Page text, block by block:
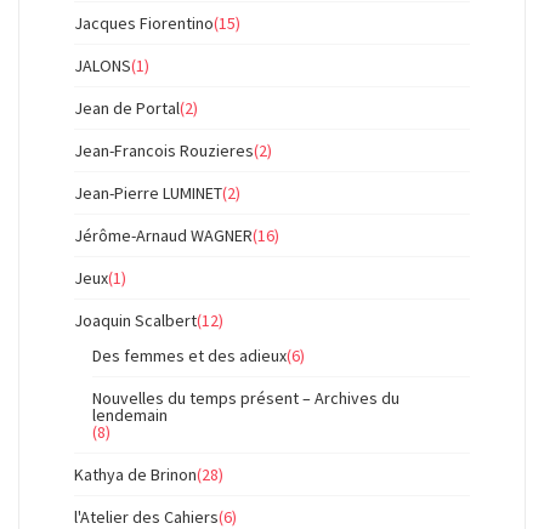
Jacques Fiorentino(15)
JALONS(1)
Jean de Portal(2)
Jean-Francois Rouzieres(2)
Jean-Pierre LUMINET(2)
Jérôme-Arnaud WAGNER(16)
Jeux(1)
Joaquin Scalbert(12)
Des femmes et des adieux(6)
Nouvelles du temps présent – Archives du
lendemain
(8)
Kathya de Brinon(28)
l'Atelier des Cahiers(6)